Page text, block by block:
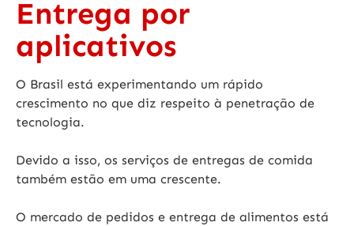
Entrega por
aplicativos
O Brasil está experimentando um rápido
crescimento no que diz respeito à penetração de
tecnologia.
Devido a isso, os serviços de entregas de comida
também estão em uma crescente.
O mercado de pedidos e entrega de alimentos está